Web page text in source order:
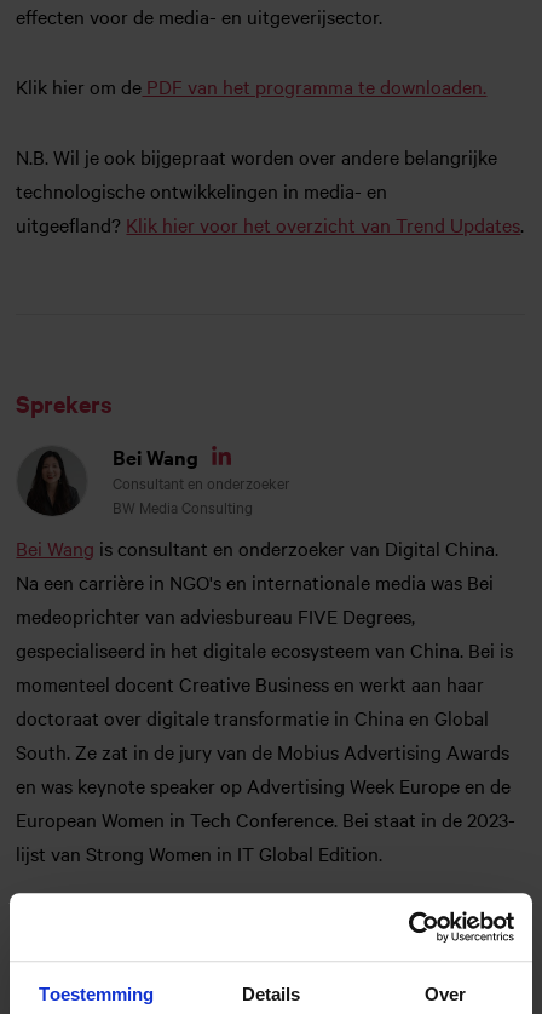
Toestemming Details Over
effecten voor de media- en uitgeverijsector.
Klik hier om de PDF van het programma te downloaden.
N.B. Wil je ook bijgepraat worden over andere belangrijke
technologische ontwikkelingen in media- en
uitgeefland? Klik hier voor het overzicht van Trend Updates.
Sprekers
Bei Wang
Linkedin
Consultant en onderzoeker
BW Media Consulting
Bei Wang is consultant en onderzoeker van Digital China.
Na een carrière in NGO's en internationale media was Bei
medeoprichter van adviesbureau FIVE Degrees,
gespecialiseerd in het digitale ecosysteem van China. Bei is
momenteel docent Creative Business en werkt aan haar
doctoraat over digitale transformatie in China en Global
South. Ze zat in de jury van de Mobius Advertising Awards
en was keynote speaker op Advertising Week Europe en de
European Women in Tech Conference. Bei staat in de 2023-
lijst van Strong Women in IT Global Edition.